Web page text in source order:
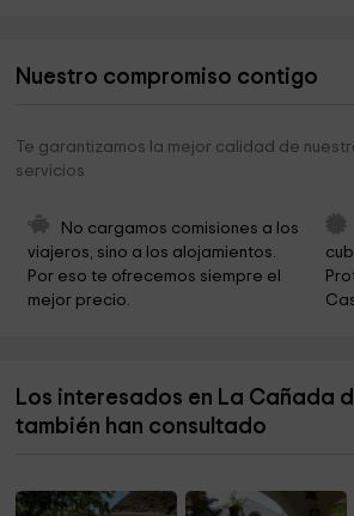
Martín de Tours
Iglesia Parroquial de Nuestra Señora de la
Cueva Museo Municipal
Parroquia Jesucristo Redentor
Nuestro compromiso contigo
Te garantizamos la mejor calidad de
servicios
No cargamos comisiones a los
viajeros, sino a los alojamientos.
Por eso te ofrecemos siempre el
mejor precio.
Los interesados en La Cañada
también han consultado